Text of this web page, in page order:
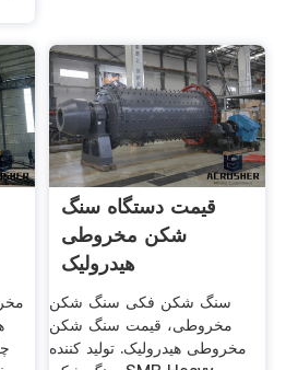
قیمت دستگاه سنگ
شکن مخروطی
هیدرولیک
سنگ شکن فکی سنگ شکن
مخروطی، قیمت سنگ شکن
مخروطی هیدرولیک. تولید کننده